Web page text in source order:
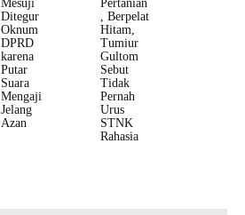
Mesuji
Ditegur
Oknum
DPRD
karena
Putar
Suara
Mengaji
Jelang
Azan
Pertanian
, Berpelat
Hitam,
Tumiur
Gultom
Sebut
Tidak
Pernah
Urus
STNK
Rahasia